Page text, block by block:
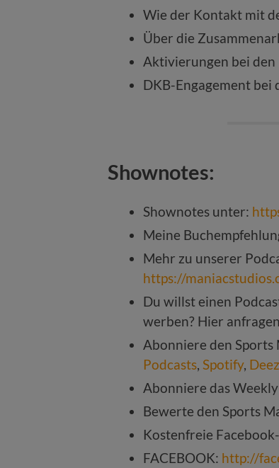
Wie der Kontakt mit
Über die
Aktivierungen bei den
DKB-Engagement bei
Shownotes:
Shownotes unter:
Meine
Mehr zu unserer
https://
Du willst einen
werben? Hier
Abonniere den
Podcasts, Spotify,
Abonniere das Weekly
Bewerte den Sports
Kostenfreie
FACEBOOK: http://